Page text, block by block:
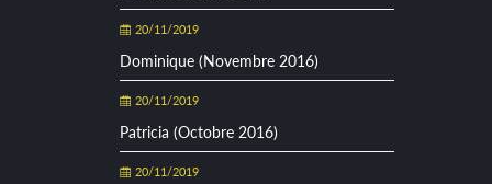
20/11/2019
Dominique (Novembre 2016)
20/11/2019
Patricia (Octobre 2016)
20/11/2019